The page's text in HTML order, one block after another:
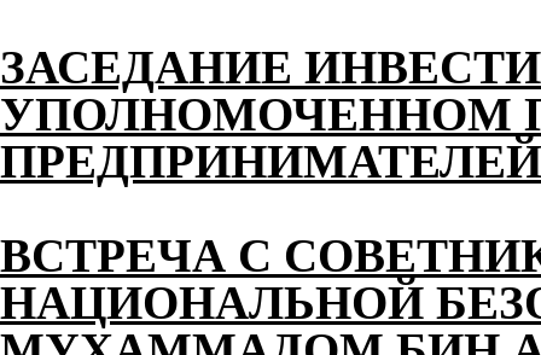
ЗАСЕДАНИЕ
УПОЛНОМОЧЕННОМ
ВСТРЕЧА С
НАЦИОНАЛЬНОЙ